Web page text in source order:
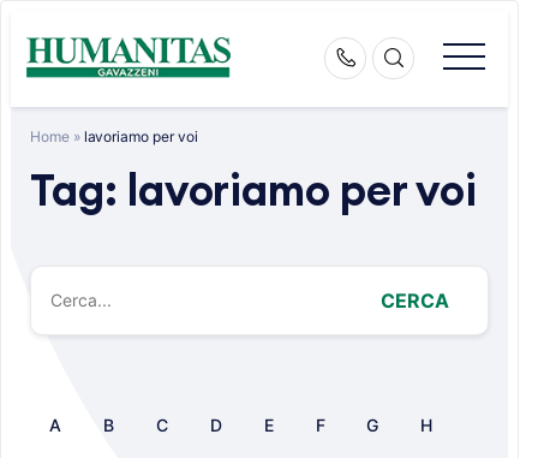
content
Home» lavoriamo per voi
Tag: lavoriamo per voi
CERCA
A B C D E F G H